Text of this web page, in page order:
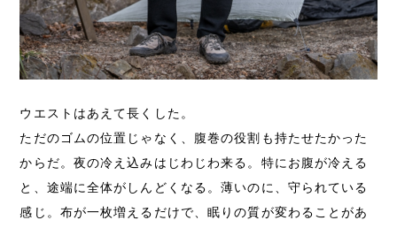
ウエストはあえて長くした。
ただのゴムの位置じゃなく、腹巻の役割も持たせたかった
からだ。夜の冷え込みはじわじわ来る。特にお腹が冷える
と、途端に全体がしんどくなる。薄いのに、守られている
感じ。布が一枚増えるだけで、眠りの質が変わることがあ